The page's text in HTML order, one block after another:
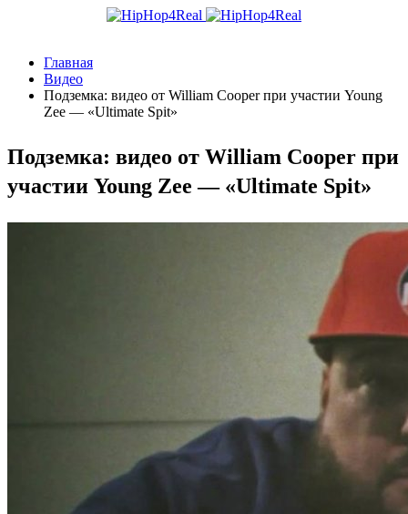
Главная
Видео
Подземка: видео от William Cooper при участии Young
Zee — «Ultimate Spit»
Подземка: видео от William Cooper при
участии Young Zee — «Ultimate Spit»